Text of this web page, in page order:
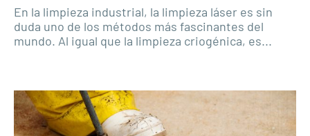
En la limpieza industrial, la limpieza láser es sin
duda uno de los métodos más fascinantes del
mundo. Al igual que la limpieza criogénica, es...